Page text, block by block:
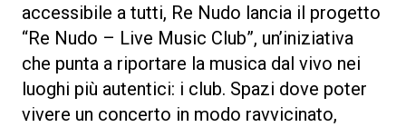
accessibile a tutti, Re Nudo lancia il progetto
“Re Nudo – Live Music Club”, un’iniziativa
che punta a riportare la musica dal vivo nei
luoghi più autentici: i club. Spazi dove poter
vivere un concerto in modo ravvicinato,